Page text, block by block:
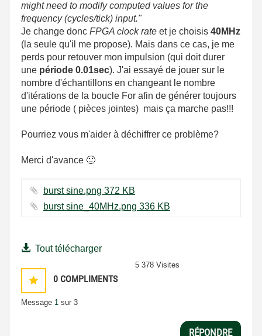
might need to modify computed values for the
frequency (cycles/tick) input."
Je change donc FPGA clock rate et je choisis 40MHz
(la seule qu'il me propose). Mais dans ce cas, je me
perds pour retouver mon impulsion (qui doit durer
une période 0.01sec). J'ai essayé de jouer sur le
nombre d'échantillons en changeant le nombre
d'itérations de la boucle For afin de générer toujours
une période ( pièces jointes) mais ça marche pas!!!
Pourriez vous m'aider à déchiffrer ce problème?
Merci d'avance 🙂
burst sine.png ‏372 KB
burst sine_40MHz.png ‏336 KB
Tout télécharger
0 COMPLIMENTS
Message 1 sur 3
5 378 Visites
RÉPONDRE